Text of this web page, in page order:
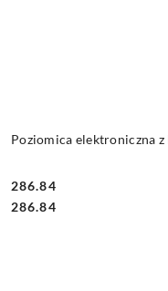
Poziomica elektroniczna z
Cena:
286.84
Cena:
286.84